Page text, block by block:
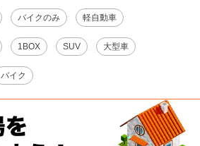
バイクのみ 軽自動車
1BOX SUV 大型車
バイク